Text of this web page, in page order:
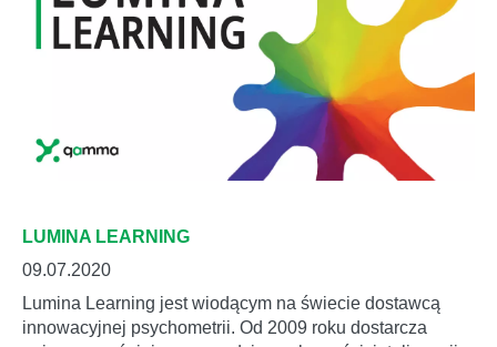
LUMINA LEARNING
09.07.2020
Lumina Learning jest wiodącym na świecie dostawcą
innowacyjnej psychometrii. Od 2009 roku dostarcza